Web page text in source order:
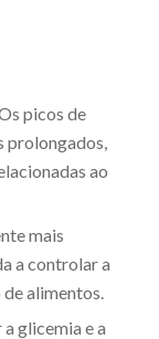
picos de
prolongados,
ao
mais
a controlar a
alimentos.
glicemia e a